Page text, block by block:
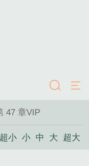
47 章VIP
超小 小 中 大 超大